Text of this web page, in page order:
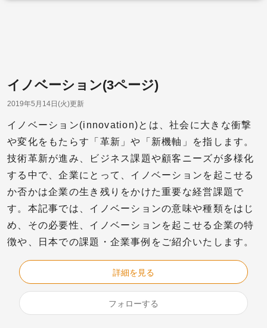
イノベーション(3ページ)
2019年5月14日(火)更新
イノベーション(innovation)とは、社会に大きな衝撃
や変化をもたらす「革新」や「新機軸」を指します。
技術革新が進み、ビジネス課題や顧客ニーズが多様化
する中で、企業にとって、イノベーションを起こせる
か否かは企業の生き残りをかけた重要な経営課題で
す。本記事では、イノベーションの意味や種類をはじ
め、その必要性、イノベーションを起こせる企業の特
徴や、日本での課題・企業事例をご紹介いたします。
詳細を見る
フォローする